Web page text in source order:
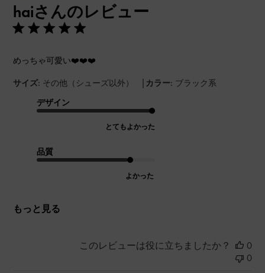
haiさんのレビュー
めっちゃ可愛い❤️❤️❤️
サイズ: その他（シューズ以外） | カラー: ブラック系
デザイン
とてもよかった
品質
よかった
もっと見る
このレビューは役に立ちましたか？
0
0